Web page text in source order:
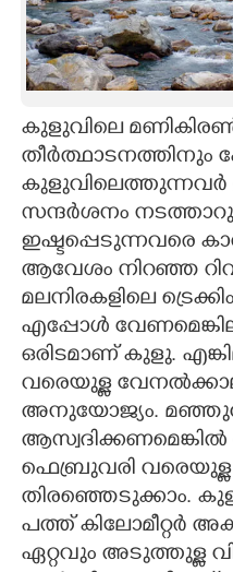
കുളുവിലെ
തീർത്ഥാടനത്തിനും
കുളുവിലെത്തുന്നവർ
സന്ദർശനം
ഇഷ്ടപ്പെടുന്നവരെ
ആവേശം നിറഞ്ഞ
മലനിരകളിലെ
എപ്പോൾ
ഒരിടമാണ് കുളു.
വരെയുള്ള
അനുയോജ്യം.
ഫെബ്രുവരി
തിരഞ്ഞെടുക്കാം.
പത്ത് കിലോമീറ്റർ
ഏറ്റവും അടുത്തുള്ള